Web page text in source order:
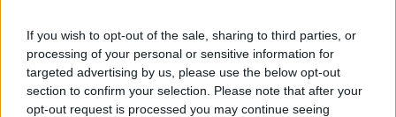
If you wish to opt-out of the sale, sharing to third parties, or
processing of your personal or sensitive information for
targeted advertising by us, please use the below opt-out
section to confirm your selection. Please note that after your
opt-out request is processed you may continue seeing
jelentősen felgyorsítja a mindennapi használatot,
miközben a Pixel telefonokból továbbra is hiányzik.